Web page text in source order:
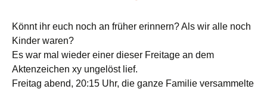
Könnt ihr euch noch an früher erinnern? Als wir alle noch
Kinder waren?
Es war mal wieder einer dieser Freitage an dem
Aktenzeichen xy ungelöst lief.
Freitag abend, 20:15 Uhr, die ganze Familie versammelte